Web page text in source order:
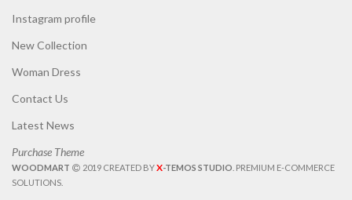
Instagram profile
New Collection
Woman Dress
Contact Us
Latest News
Purchase Theme
WOODMART 2019 CREATED BYX-TEMOS STUDIO . PREMIUM E-COMMERCE
SOLUTIONS.